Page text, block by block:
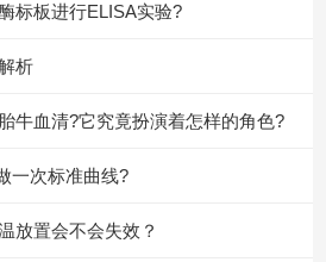
标板进行ELISA实验?
析
牛血清?它究竟扮演着怎样的角色?
一次标准曲线?
放置会不会失效？